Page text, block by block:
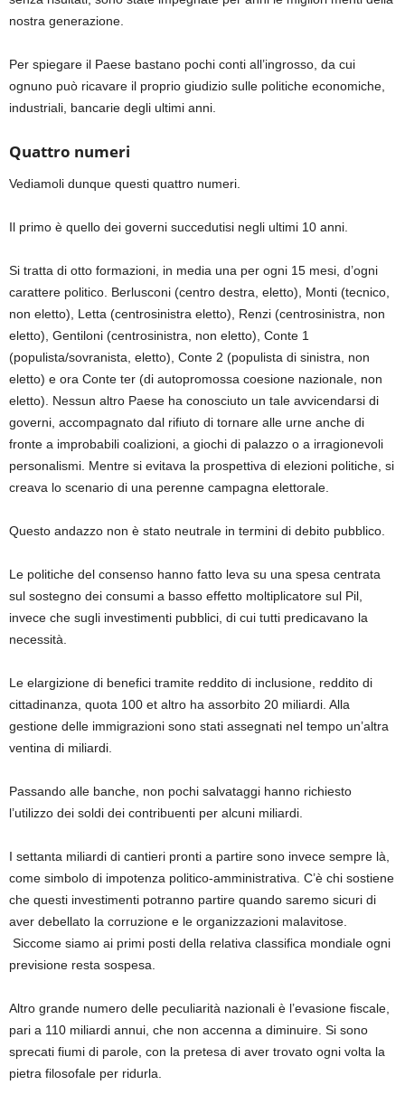
nostra generazione.
Per spiegare il Paese bastano pochi conti all’ingrosso, da cui
ognuno può ricavare il proprio giudizio sulle politiche economiche,
industriali, bancarie degli ultimi anni.
Quattro numeri
Vediamoli dunque questi quattro numeri.
Il primo è quello dei governi succedutisi negli ultimi 10 anni.
Si tratta di otto formazioni, in media una per ogni 15 mesi, d’ogni
carattere politico. Berlusconi (centro destra, eletto), Monti (tecnico,
non eletto), Letta (centrosinistra eletto), Renzi (centrosinistra, non
eletto), Gentiloni (centrosinistra, non eletto), Conte 1
(populista/sovranista, eletto), Conte 2 (populista di sinistra, non
eletto) e ora Conte ter (di autopromossa coesione nazionale, non
eletto). Nessun altro Paese ha conosciuto un tale avvicendarsi di
governi, accompagnato dal rifiuto di tornare alle urne anche di
fronte a improbabili coalizioni, a giochi di palazzo o a irragionevoli
personalismi. Mentre si evitava la prospettiva di elezioni politiche, si
creava lo scenario di una perenne campagna elettorale.
Questo andazzo non è stato neutrale in termini di debito pubblico.
Le politiche del consenso hanno fatto leva su una spesa centrata
sul sostegno dei consumi a basso effetto moltiplicatore sul Pil,
invece che sugli investimenti pubblici, di cui tutti predicavano la
necessità.
Le elargizione di benefici tramite reddito di inclusione, reddito di
cittadinanza, quota 100 et altro ha assorbito 20 miliardi. Alla
gestione delle immigrazioni sono stati assegnati nel tempo un’altra
ventina di miliardi.
Passando alle banche, non pochi salvataggi hanno richiesto
l’utilizzo dei soldi dei contribuenti per alcuni miliardi.
I settanta miliardi di cantieri pronti a partire sono invece sempre là,
come simbolo di impotenza politico-amministrativa. C’è chi sostiene
che questi investimenti potranno partire quando saremo sicuri di
aver debellato la corruzione e le organizzazioni malavitose.
Siccome siamo ai primi posti della relativa classifica mondiale ogni
previsione resta sospesa.
Altro grande numero delle peculiarità nazionali è l’evasione fiscale,
pari a 110 miliardi annui, che non accenna a diminuire. Si sono
sprecati fiumi di parole, con la pretesa di aver trovato ogni volta la
pietra filosofale per ridurla.